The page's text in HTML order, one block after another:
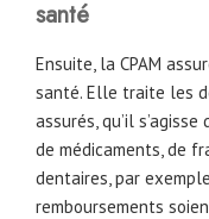
santé
Ensuite, la CPAM
santé. Elle traite les
assurés, qu’il
de médicaments, de
dentaires, par
remboursements